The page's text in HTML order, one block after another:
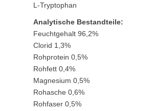
L-Tryptophan
Analytische Bestandteile:
Feuchtgehalt 96,2%
Clorid 1,3%
Rohprotein 0,5%
Rohfett 0,4%
Magnesium 0,5%
Rohasche 0,6%
Rohfaser 0,5%